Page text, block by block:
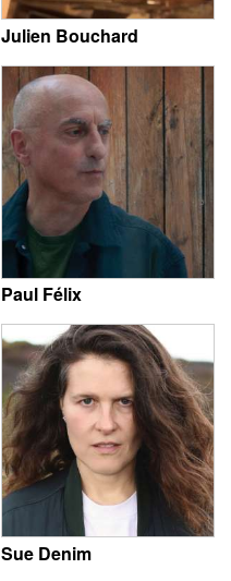
Julien Bouchard
Paul Félix
Sue Denim